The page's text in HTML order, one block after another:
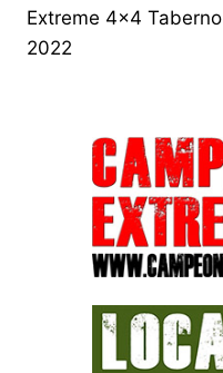
Extreme 4×4 Taberno
2022